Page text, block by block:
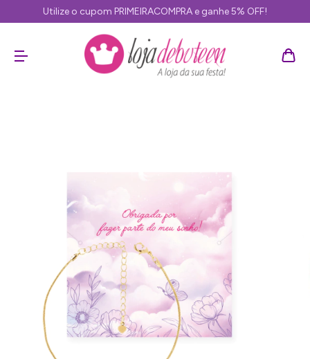
Utilize o cupom PRIMEIRACOMPRA e ganhe 5% OFF!